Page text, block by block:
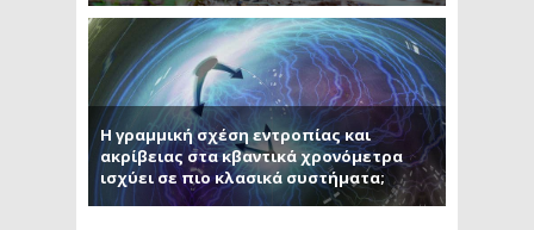
Η γραμμική σχέση εντροπίας και
ακρίβειας στα κβαντικά χρονόμετρα
ισχύει σε πιο κλασικά συστήματα;